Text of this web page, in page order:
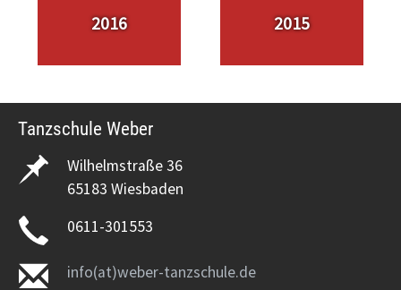
2016 2015
Tanzschule Weber
Wilhelmstraße 36
65183 Wiesbaden
0611-301553
info(at)weber-tanzschule.de